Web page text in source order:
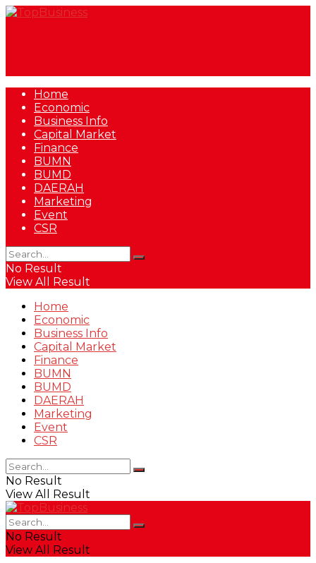
Home
Economic
Business Info
Capital Market
Finance
BUMN
BUMD
DAERAH
Marketing
Event
CSR
No Result
View All Result
Home
Economic
Business Info
Capital Market
Finance
BUMN
BUMD
DAERAH
Marketing
Event
CSR
No Result
View All Result
No Result
View All Result